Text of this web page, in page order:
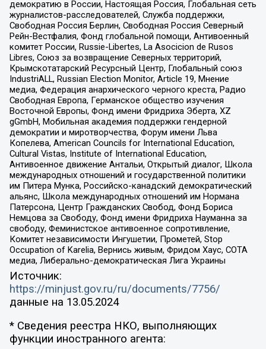
демократию в России, Настоящая Россия, Глобальная сеть
журналистов-расследователей, Служба поддержки,
Свободная Россия Берлин, Свободная Россия Северный
Рейн-Вестфалия, Фонд глобальной помощи, Антивоенный
комитет России, Russie-Libertes, La Asocicion de Rusos
Libres, Союз за возвращение Северных территорий,
Крымскотатарский Ресурсный Центр, Глобальный союз
IndustriALL, Russian Election Monitor, Article 19, Мнение
медиа, Федерация анархического черного креста, Радио
Свободная Европа, Германское общество изучения
Восточной Европы, Фонд имени Фридриха Эберта, XZ
gGmbH, Мобильная академия поддержки гендерной
демократии и миротворчества, Форум имени Льва
Копелева, American Councils for International Education,
Cultural Vistas, Institute of International Education,
Антивоенное движение Антальи, Открытый диалог, Школа
международных отношений и государственной политики
им Питера Мунка, Российско-канадский демократический
альянс, Школа международных отношений им Нормана
Патерсона, Центр Гражданских Свобод, Фонд Бориса
Немцова за Свободу, Фонд имени Фридриха Науманна за
свободу, Феминистское антивоенное сопротивление,
Комитет независимости Ингушетии, Прометей, Stop
Occupation of Karelia, Вернись живым, Фридом Хаус, СОТА
медиа, Либерально-демократическая Лига Украины
Источник:
https://minjust.gov.ru/ru/documents/7756/
данные на 13.05.2024
* Сведения реестра НКО, выполняющих
функции иностранного агента: